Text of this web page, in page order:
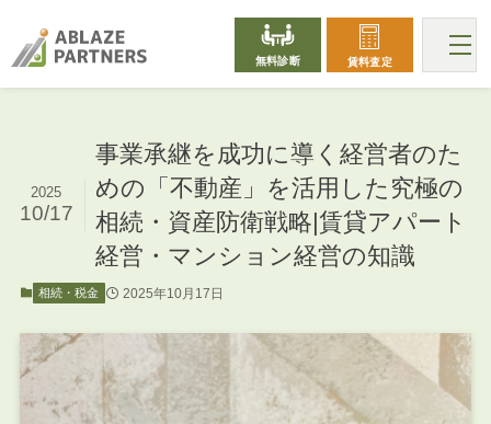
無料診断 賃料査定
事業承継を成功に導く経営者のた
めの「不動産」を活用した究極の
相続・資産防衛戦略|賃貸アパート
経営・マンション経営の知識
2025
10/17
相続・税金 2025年10月17日